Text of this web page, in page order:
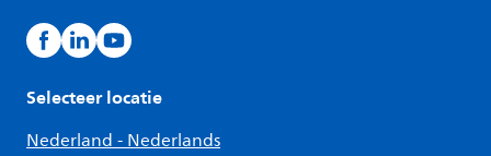
Selecteer locatie
Nederland - Nederlands